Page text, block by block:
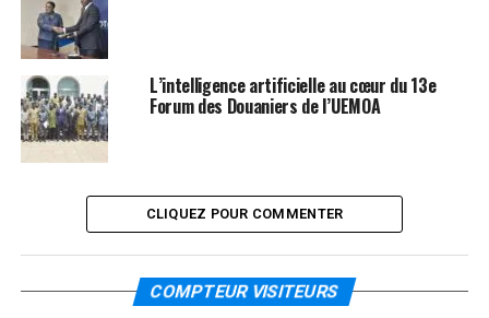
L’intelligence artificielle au cœur du 13e
Forum des Douaniers de l’UEMOA
CLIQUEZ POUR COMMENTER
COMPTEUR VISITEURS